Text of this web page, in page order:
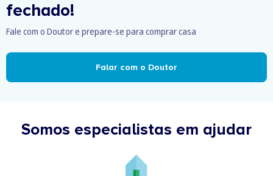
fechado!
Fale com o Doutor e prepare-se para comprar casa
Falar com o Doutor
Somos especialistas em ajudar